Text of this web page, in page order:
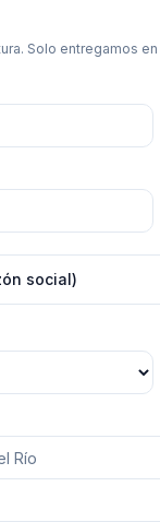
Solo entregamos
social)